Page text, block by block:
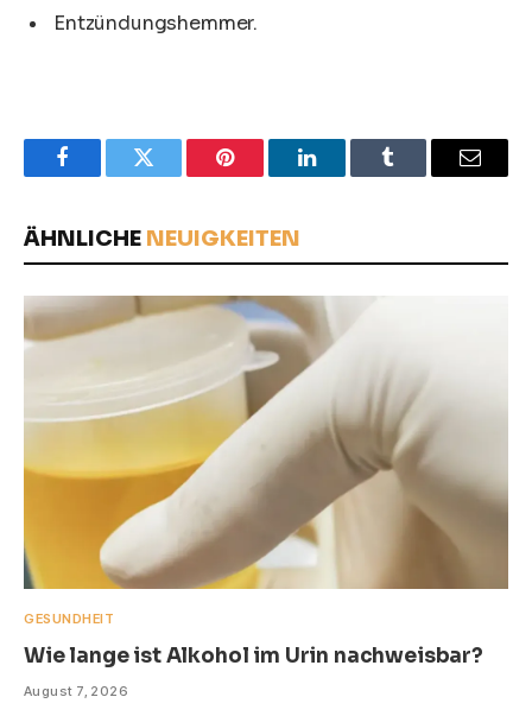
Entzündungshemmer.
FacebookTwitter Pinterest LinkedInTumblr Email
ÄHNLICHE NEUIGKEITEN
GESUNDHEIT
Wie lange ist Alkohol im Urin nachweisbar?
August 7, 2026